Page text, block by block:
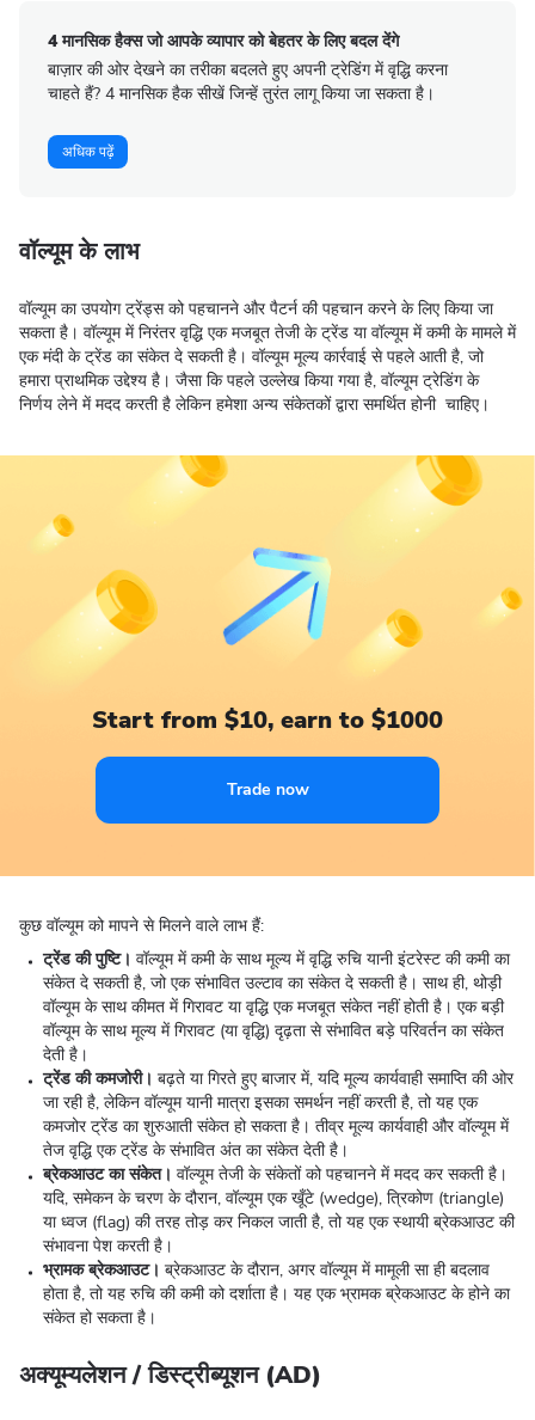
4 मानसिक हैक्स जो आपके व्यापार को बेहतर के लिए बदल देंगे
बाज़ार की ओर देखने का तरीका बदलते हुए अपनी ट्रेडिंग में वृद्धि करना
चाहते हैं? 4 मानसिक हैक सीखें जिन्हें तुरंत लागू किया जा सकता है।
अधिक पढ़ें
वॉल्यूम के लाभ
वॉल्यूम का उपयोग ट्रेंड्स को पहचानने और पैटर्न की पहचान करने के लिए किया जा
सकता है। वॉल्यूम में निरंतर वृद्धि एक मजबूत तेजी के ट्रेंड या वॉल्यूम में कमी के मामले में
एक मंदी के ट्रेंड का संकेत दे सकती है। वॉल्यूम मूल्य कार्रवाई से पहले आती है, जो
हमारा प्राथमिक उद्देश्य है। जैसा कि पहले उल्लेख किया गया है, वॉल्यूम ट्रेडिंग के
निर्णय लेने में मदद करती है लेकिन हमेशा अन्य संकेतकों द्वारा समर्थित होनी चाहिए।
Start from $10, earn to $1000
Trade now
कुछ वॉल्यूम को मापने से मिलने वाले लाभ हैं:
ट्रेंड की पुष्टि। वॉल्यूम में कमी के साथ मूल्य में वृद्धि रुचि यानी इंटरेस्ट की कमी का
संकेत दे सकती है, जो एक संभावित उल्टाव का संकेत दे सकती है। साथ ही, थोड़ी
वॉल्यूम के साथ कीमत में गिरावट या वृद्धि एक मजबूत संकेत नहीं होती है। एक बड़ी
वॉल्यूम के साथ मूल्य में गिरावट (या वृद्धि) दृढ़ता से संभावित बड़े परिवर्तन का संकेत
देती है।
ट्रेंड की कमजोरी। बढ़ते या गिरते हुए बाजार में, यदि मूल्य कार्यवाही समाप्ति की ओर
जा रही है, लेकिन वॉल्यूम यानी मात्रा इसका समर्थन नहीं करती है, तो यह एक
कमजोर ट्रेंड का शुरुआती संकेत हो सकता है। तीव्र मूल्य कार्यवाही और वॉल्यूम में
तेज वृद्धि एक ट्रेंड के संभावित अंत का संकेत देती है।
ब्रेकआउट का संकेत। वॉल्यूम तेजी के संकेतों को पहचानने में मदद कर सकती है।
यदि, समेकन के चरण के दौरान, वॉल्यूम एक खूँटे (wedge), त्रिकोण (triangle)
या ध्वज (flag) की तरह तोड़ कर निकल जाती है, तो यह एक स्थायी ब्रेकआउट की
संभावना पेश करती है।
भ्रामक ब्रेकआउट। ब्रेकआउट के दौरान, अगर वॉल्यूम में मामूली सा ही बदलाव
होता है, तो यह रुचि की कमी को दर्शाता है। यह एक भ्रामक ब्रेकआउट के होने का
संकेत हो सकता है।
अक्यूम्यलेशन / डिस्ट्रीब्यूशन (AD)